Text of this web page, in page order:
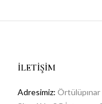
İLETIŞIM
Adresimiz: Örtülüpınar